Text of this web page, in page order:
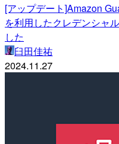
[アップデート]Amazon
を利用したクレデンシャ
した
臼田佳祐
2024.11.27